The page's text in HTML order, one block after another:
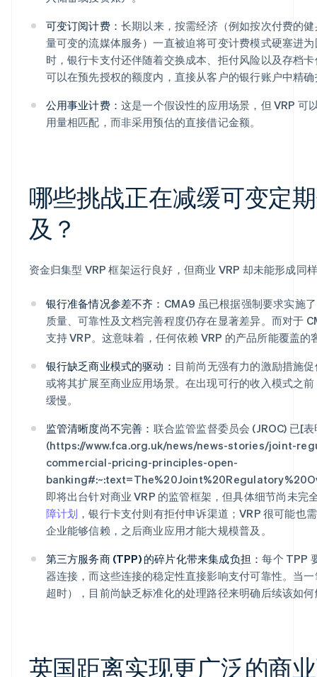
可变订阅计费： 长期以来，按需经济（例如按次付费的
量可变的流媒体服务）一直被迫将可变计费模式硬塞进
时，银行卡支付还伴随着交换成本、拒付风险以及存档
可以在预先授权的额度内，直接从客户的银行账户中精
公用事业计费： 这是一个假设性的应用场景，但 VRP 可
用量相匹配，而非采用预估的直接借记金额。
哪些挑战正在减缓可变定
及？
资金归集型 VRP 框架运行良好，但商业 VRP 却未能形成同
银行准备情况参差不齐： CMA9 虽已根据强制要求实施
质量、可靠性及文档完善程度仍存在显著差异。而对于
支持 VRP。这意味着，任何依赖 VRP 的产品所能覆盖
银行缺乏商业模式的驱动： 目前尚无强有力的激励措施
或将其扩展至商业应用场景。在出现可行的收入模式之
缓慢。
监管清晰度尚不完善： 联合监管监督委员会 (JROC) 已[
(https://www.fca.org.uk/news/news-stories/joint-
commercial-pricing-principles-open-
即将出台针对商业 VRP 的监管框架，但具体细节尚未完
障计划 ，银行卡支付则有拒付申诉渠道；VRP 很可能也
企业能够信赖，之后商业应用才能大规模普及。
第三方服务商 (TPP) 的碎片化带来集成负担：每个 TPP
器连接，而这些连接的稳定性直接影响支付可靠性。当
超时），目前尚缺乏标准化的处理路径来明确后续该如
英国距离实现更广泛的商